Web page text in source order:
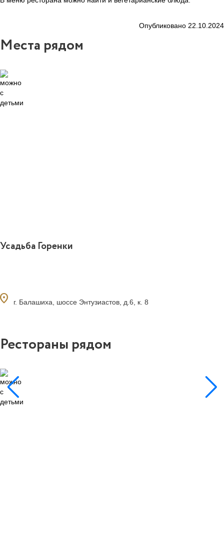
Опубликовано 22.10.2024
Места рядом
Усадьба Горенки
г. Балашиха, шоссе Энтузиастов, д.6, к. 8
Рестораны рядом
0